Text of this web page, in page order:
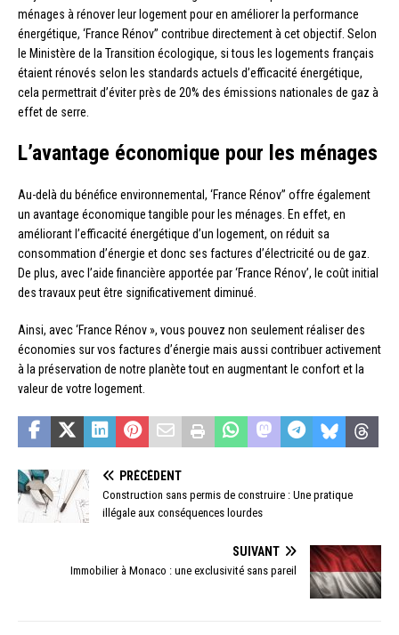
ménages à rénover leur logement pour en améliorer la performance
énergétique, ‘France Rénov’’ contribue directement à cet objectif. Selon
le Ministère de la Transition écologique, si tous les logements français
étaient rénovés selon les standards actuels d’efficacité énergétique,
cela permettrait d’éviter près de 20% des émissions nationales de gaz à
effet de serre.
L’avantage économique pour les ménages
Au-delà du bénéfice environnemental, ‘France Rénov’’ offre également
un avantage économique tangible pour les ménages. En effet, en
améliorant l’efficacité énergétique d’un logement, on réduit sa
consommation d’énergie et donc ses factures d’électricité ou de gaz.
De plus, avec l’aide financière apportée par ‘France Rénov’, le coût initial
des travaux peut être significativement diminué.
Ainsi, avec ‘France Rénov », vous pouvez non seulement réaliser des
économies sur vos factures d’énergie mais aussi contribuer activement
à la préservation de notre planète tout en augmentant le confort et la
valeur de votre logement.
PRÉCÉDENT
Construction sans permis de construire : Une pratique
illégale aux conséquences lourdes
SUIVANT
Immobilier à Monaco : une exclusivité sans pareil